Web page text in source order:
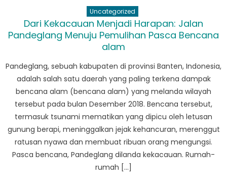
How
is
Shaping
Disaster
Practices
Uncategorized
Dari Kekacauan Menjadi Harapan: Jalan
Pandeglang Menuju Pemulihan Pasca Bencana
alam
Pandeglang, sebuah kabupaten di provinsi Banten, Indonesia,
adalah salah satu daerah yang paling terkena dampak
bencana alam (bencana alam) yang melanda wilayah
tersebut pada bulan Desember 2018. Bencana tersebut,
termasuk tsunami mematikan yang dipicu oleh letusan
gunung berapi, meninggalkan jejak kehancuran, merenggut
ratusan nyawa dan membuat ribuan orang mengungsi.
Pasca bencana, Pandeglang dilanda kekacauan. Rumah-
rumah […]